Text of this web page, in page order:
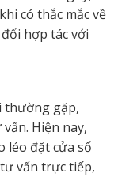
có thắc mắc về
hợp tác với
thường gặp,
Hiện nay,
léo đặt cửa sổ
vấn trực tiếp,